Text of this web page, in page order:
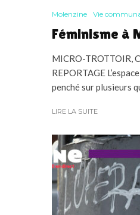
Molenzine Vie
Féminisme à
MICRO-TROTTOIR,
REPORTAGE
penché sur plusieurs
LIRE LA SUITE